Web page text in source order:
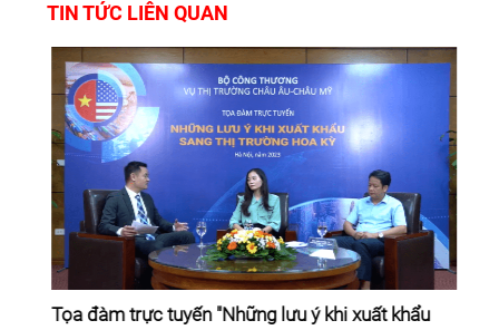
TIN TỨC LIÊN QUAN
Tọa đàm trực tuyến "Những lưu ý khi xuất khẩu